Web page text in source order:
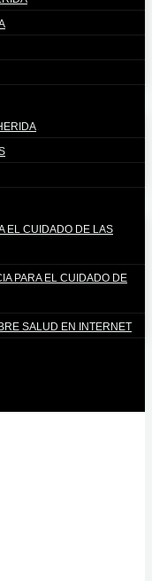
EL CUIDADO DE LAS
PARA EL CUIDADO DE
SALUD EN INTERNET